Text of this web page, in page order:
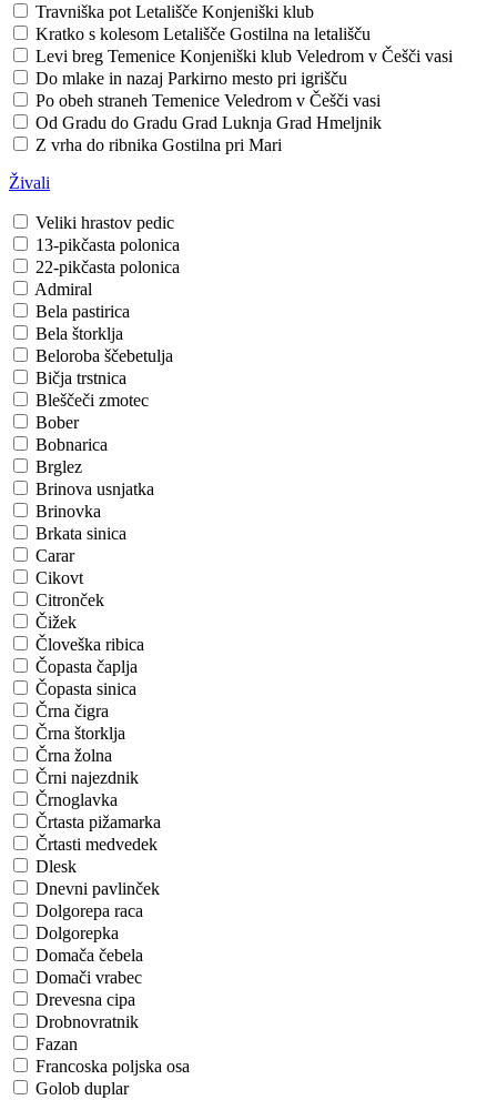
Travniška pot Letališče Konjeniški klub
Kratko s kolesom Letališče Gostilna na letališču
Levi breg Temenice Konjeniški klub Veledrom v Češči vasi
Do mlake in nazaj Parkirno mesto pri igrišču
Po obeh straneh Temenice Veledrom v Češči vasi
Od Gradu do Gradu Grad Luknja Grad Hmeljnik
Z vrha do ribnika Gostilna pri Mari
Živali
Veliki hrastov pedic
13-pikčasta polonica
22-pikčasta polonica
Admiral
Bela pastirica
Bela štorklja
Beloroba ščebetulja
Bičja trstnica
Bleščeči zmotec
Bober
Bobnarica
Brglez
Brinova usnjatka
Brinovka
Brkata sinica
Carar
Cikovt
Citronček
Čižek
Človeška ribica
Čopasta čaplja
Čopasta sinica
Črna čigra
Črna štorklja
Črna žolna
Črni najezdnik
Črnoglavka
Črtasta pižamarka
Črtasti medvedek
Dlesk
Dnevni pavlinček
Dolgorepa raca
Dolgorepka
Domača čebela
Domači vrabec
Drevesna cipa
Drobnovratnik
Fazan
Francoska poljska osa
Golob duplar